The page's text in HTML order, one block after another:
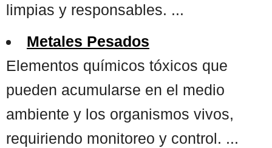
limpias y responsables. ...
Metales Pesados
Elementos químicos tóxicos que
pueden acumularse en el medio
ambiente y los organismos vivos,
requiriendo monitoreo y control. ...